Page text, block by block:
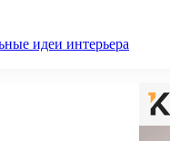
идеи интерьера